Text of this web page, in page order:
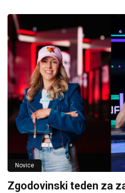
Novice
Zgodovinski teden za